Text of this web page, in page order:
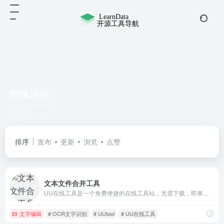
排序 发布 更新 浏览 点赞
文本文件合并工具
文字编辑 # OCR文字识别 # UUtool # UU在线工具